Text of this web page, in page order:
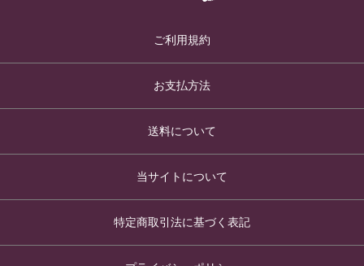
ご利用規約
お支払方法
送料について
当サイトについて
特定商取引法に基づく表記